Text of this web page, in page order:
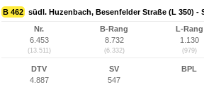
B 462 südl. Huzenbach, Besenfelder Straße (L 350) -
Nr.
6.453
(13.511)
B-Rang
8.732
(6.332)
L-Rang
1.130
(979)
DTV
4.887
SV
547
BPL